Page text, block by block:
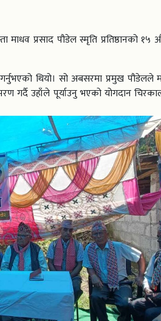
माधव प्रसाद पौडेल स्मृति प्रतिष्ठानको
थियो। सो अबसरमा प्रमुख
गर्दै उहाँले पूर्याउनु भएको योगदान